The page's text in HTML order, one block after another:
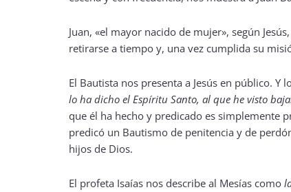
Juan, «el mayor nacido de mujer», según
retirarse a tiempo y, una vez cumplida su
El Bautista nos presenta a Jesús en público.
lo ha dicho el Espíritu Santo, al que he visto
que él ha hecho y predicado es simplemente
predicó un Bautismo de penitencia y de
hijos de Dios.
El profeta Isaías nos describe al Mesías como